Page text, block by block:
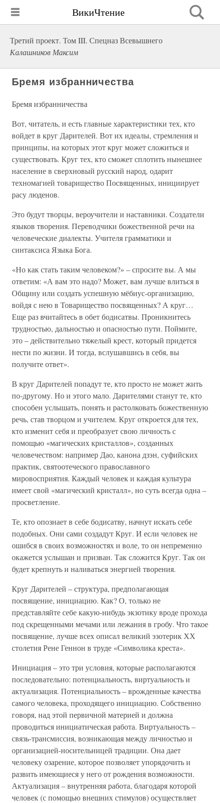
ВикиЧтение
Третий проект. Том III. Спецназ Всевышнего
Калашников Максим
Бремя избранничества
Бремя избранничества
Вот, читатель, и есть главные характеристики тех, кто
войдет в круг Дарителей. Вот их идеалы, стремления и
принципы, на которых этот круг может сложиться и
существовать. Круг тех, кто сможет сплотить нынешнее
население в сверхновый русский народ, одарит
техномагией товарищество Посвященных, инициирует
расу люденов.
Это будут творцы, вероучители и наставники. Создатели
языков творения. Переводчики божественной речи на
человеческие диалекты. Учителя грамматики и
синтаксиса Языка Бога.
«Но как стать таким человеком?» – спросите вы. А мы
ответим: «А вам это надо? Может, вам лучше влиться в
Общину или создать успешную мёбиус-организацию,
войдя с нею в Товарищество посвященных? А круг…
Еще раз вчитайтесь в обет бодисатвы. Проникнитесь
трудностью, дальностью и опасностью пути. Поймите,
это – действительно тяжелый крест, который придется
нести по жизни. И тогда, вслушавшись в себя, вы
получите ответ».
В круг Дарителей попадут те, кто просто не может жить
по-другому. Но и этого мало. Дарителями станут те, кто
способен услышать, понять и растолковать божественную
речь, став творцом и учителем. Круг откроется для тех,
кто изменит себя и преобразует свою личность с
помощью «магических кристаллов», созданных
человечеством: например Дао, канона дзэн, суфийских
практик, святоотеческого православного
мировосприятия. Каждый человек и каждая культура
имеет свой «магический кристалл», но суть всегда одна –
просветление.
Те, кто опознает в себе бодисатву, начнут искать себе
подобных. Они сами создадут Круг. И если человек не
ошибся в своих возможностях и воле, то он непременно
окажется услышан и призван. Так сложится Круг. Так он
будет крепнуть и наливаться энергией творения.
Круг Дарителей – структура, предполагающая
посвящение, инициацию. Как? О, только не
представляйте себе какую-нибудь экзотику вроде прохода
под скрещенными мечами или лежания в гробу. Что такое
посвящение, лучше всех описал великий эзотерик ХХ
столетия Рене Геннон в труде «Символика креста».
Инициация – это три условия, которые располагаются
последовательно: потенциальность, виртуальность и
актуализация. Потенциальность – врожденные качества
самого человека, проходящего инициацию. Собственно
говоря, над этой первичной материей и должна
проводиться инициатическая работа. Виртуальность –
связь-трансмиссия, возникающая между личностью и
организацией-носительницей традиции. Она дает
человеку озарение, которое позволяет упорядочить и
развить имеющиеся у него от рождения возможности.
Актуализация – внутренняя работа, благодаря которой
человек (с помощью внешних стимулов) осуществляет